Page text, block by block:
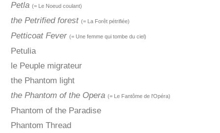
Petla (= Le Noeud coulant)
the Petrified forest (= La Forêt pétrifiée)
Petticoat Fever (= Une femme qui tombe du ciel)
Petulia
le Peuple migrateur
the Phantom light
the Phantom of the Opera (= Le Fantôme de l'Opéra)
Phantom of the Paradise
Phantom Thread